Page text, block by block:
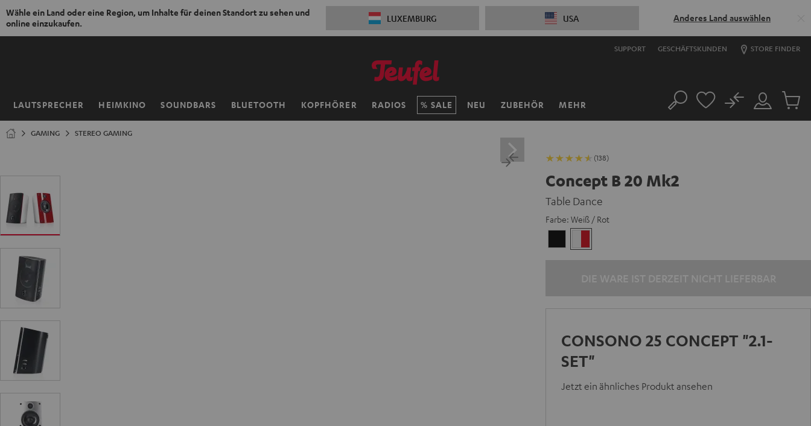
Wähle ein Land oder eine Region, um Inhalte für deinen Standort zu sehen und
online einzukaufen.
LUXEMBURG USA Anderes Land auswählen
ZUM
SUPPORT GESCHÄFTSKUNDEN STORE FINDER
LAUTSPRECHER HEIMKINO SOUNDBARS BLUETOOTH KOPFHÖRER RADIOS SALE NEU ZUBEHÖR MEHR
Startseite Suche
Mein
Konto
No
Artikel
GAMING STEREO GAMING
(138)
Concept B 20 Mk2
Table Dance
Farbe: Weiß / Rot
/
CONSONO 25 CONCEPT "2.1-
SET"
Jetzt ein ähnliches Produkt ansehen